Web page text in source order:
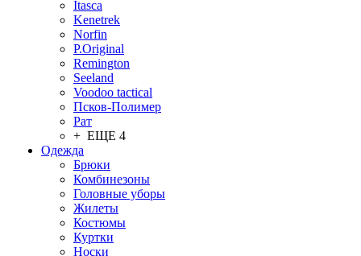
Itasca
Kenetrek
Norfin
P.Original
Remington
Seeland
Voodoo tactical
Псков-Полимер
Рат
+ ЕЩЕ 4
Одежда
Брюки
Комбинезоны
Головные уборы
Жилеты
Костюмы
Куртки
Носки